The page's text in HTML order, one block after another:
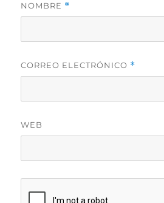
NOMBRE *
CORREO ELECTRÓNICO *
WEB